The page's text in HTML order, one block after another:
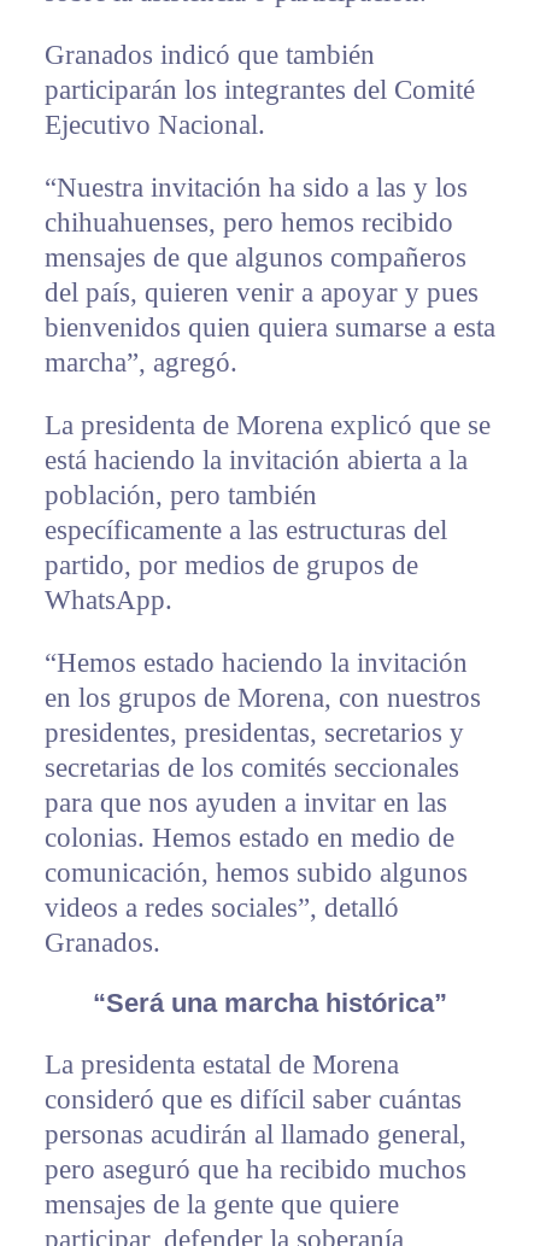
Granados indicó que también
participarán los integrantes del Comité
Ejecutivo Nacional.
“Nuestra invitación ha sido a las y los
chihuahuenses, pero hemos recibido
mensajes de que algunos compañeros
del país, quieren venir a apoyar y pues
bienvenidos quien quiera sumarse a esta
marcha”, agregó.
La presidenta de Morena explicó que se
está haciendo la invitación abierta a la
población, pero también
específicamente a las estructuras del
partido, por medios de grupos de
WhatsApp.
“Hemos estado haciendo la invitación
en los grupos de Morena, con nuestros
presidentes, presidentas, secretarios y
secretarias de los comités seccionales
para que nos ayuden a invitar en las
colonias. Hemos estado en medio de
comunicación, hemos subido algunos
videos a redes sociales”, detalló
Granados.
“Será una marcha histórica”
La presidenta estatal de Morena
consideró que es difícil saber cuántas
personas acudirán al llamado general,
pero aseguró que ha recibido muchos
mensajes de la gente que quiere
participar, defender la soberanía